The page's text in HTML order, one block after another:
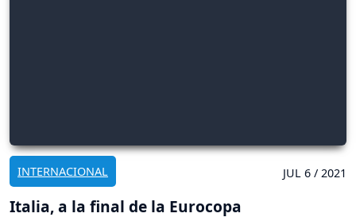
INTERNACIONAL JUL 6 / 2021
Italia, a la final de la Eurocopa